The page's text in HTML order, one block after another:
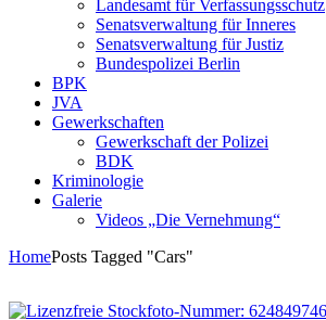
Landesamt für Verfassungsschutz
Senatsverwaltung für Inneres
Senatsverwaltung für Justiz
Bundespolizei Berlin
BPK
JVA
Gewerkschaften
Gewerkschaft der Polizei
BDK
Kriminologie
Galerie
Videos „Die Vernehmung“
HomePosts Tagged "Cars"